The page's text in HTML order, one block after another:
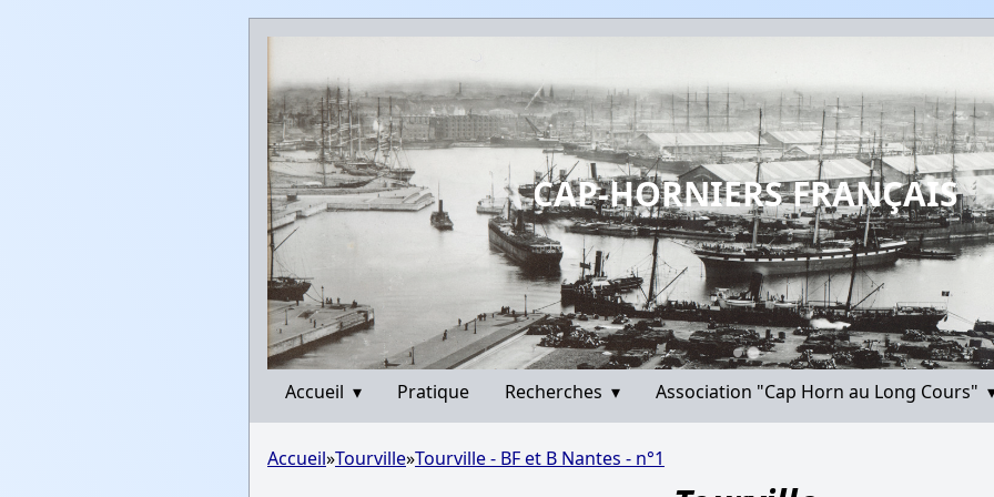
CAP-HORNIERS FRANÇAIS
Accueil ▾ Pratique Recherches ▾ Association "Cap Horn au Long Cours"
Accueil»Tourville»Tourville - BF et B Nantes - n°1